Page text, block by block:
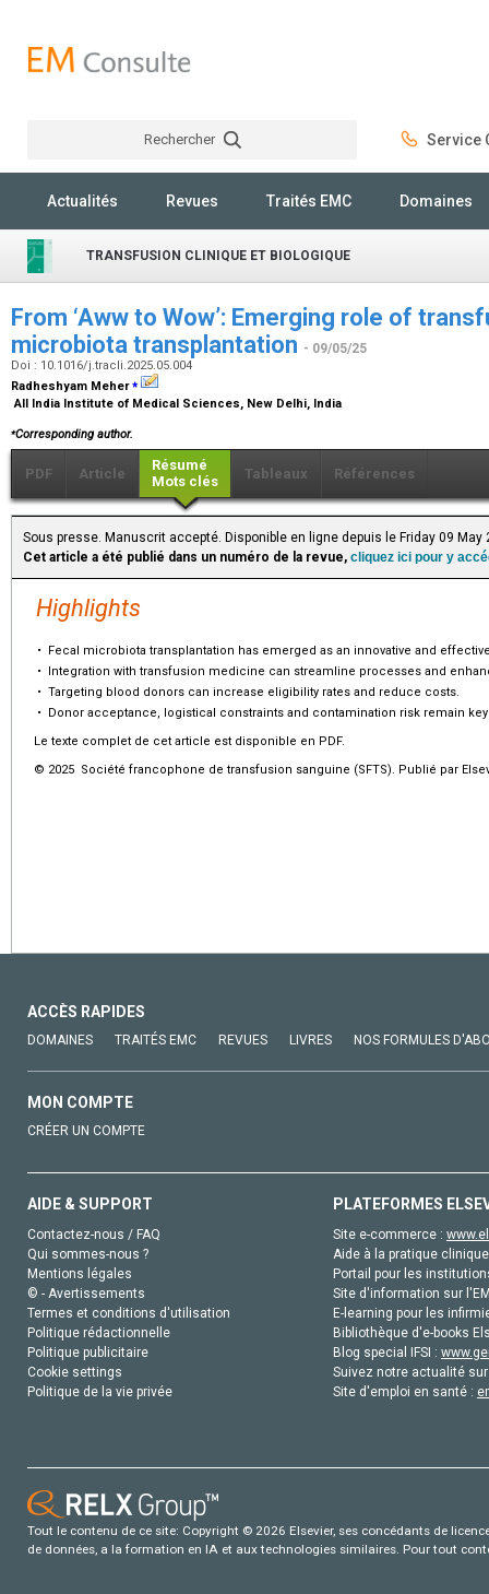
Rechercher Service
Actualités Revues Traités EMC Domaines
TRANSFUSION CLINIQUE ET BIOLOGIQUE
From ‘Aww to Wow’: Emerging role of
microbiota transplantation - 09/05/25
Doi : 10.1016/j.tracli.2025.05.004
Radheshyam Meher⁎
All India Institute of Medical Sciences, New Delhi, India
⁎Corresponding author.
PDF Article
Résumé
Mots clés
Tableaux Références
Sous presse. Manuscrit accepté. Disponible en ligne depuis le Friday 09 May
Cet article a été publié dans un numéro de la revue, cliquez ici pour y
Highlights
•
Fecal microbiota transplantation has emerged as an innovative and
•
Integration with transfusion medicine can streamline processes and
• Targeting blood donors can increase eligibility rates and reduce costs.
•
Donor acceptance, logistical constraints and contamination risk remain
Le texte complet de cet article est disponible en PDF.
© 2025 Société francophone de transfusion sanguine (SFTS). Publié par
ACCÈS RAPIDES
DOMAINES TRAITÉS EMC REVUES LIVRES NOS FORMULES
MON COMPTE
CRÉER UN COMPTE
AIDE & SUPPORT
Contactez-nous / FAQ
Qui sommes-nous ?
Mentions légales
© - Avertissements
Termes et conditions d'utilisation
Politique rédactionnelle
Politique publicitaire
Cookie settings
Politique de la vie privée
PLATEFORMES
Site e-commerce :
Aide à la pratique
Portail pour les
Site d'information sur
E-learning pour les
Bibliothèque d'e-books
Blog special IFSI :
Suivez notre actualité
Site d'emploi en santé :
Tout le contenu de ce site: Copyright © 2026 Elsevier, ses concédants de
de données, a la formation en IA et aux technologies similaires. Pour tout